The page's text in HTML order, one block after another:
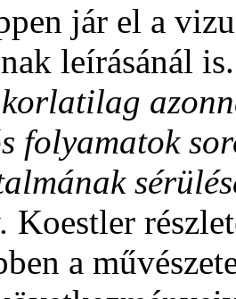
jár el a
leírásánál
folyamatok
Koestler
a